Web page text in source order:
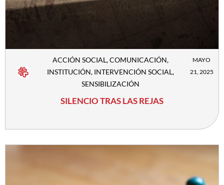
ACCIÓN SOCIAL,COMUNICACIÓN,
INSTITUCIÓN, INTERVENCIÓN SOCIAL,
SENSIBILIZACIÓN
MAYO
21, 2025
SILENCIO TRAS LAS REJAS